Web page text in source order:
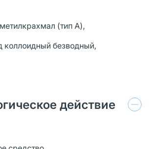
(тип А),
коллоидный безводный,
действие